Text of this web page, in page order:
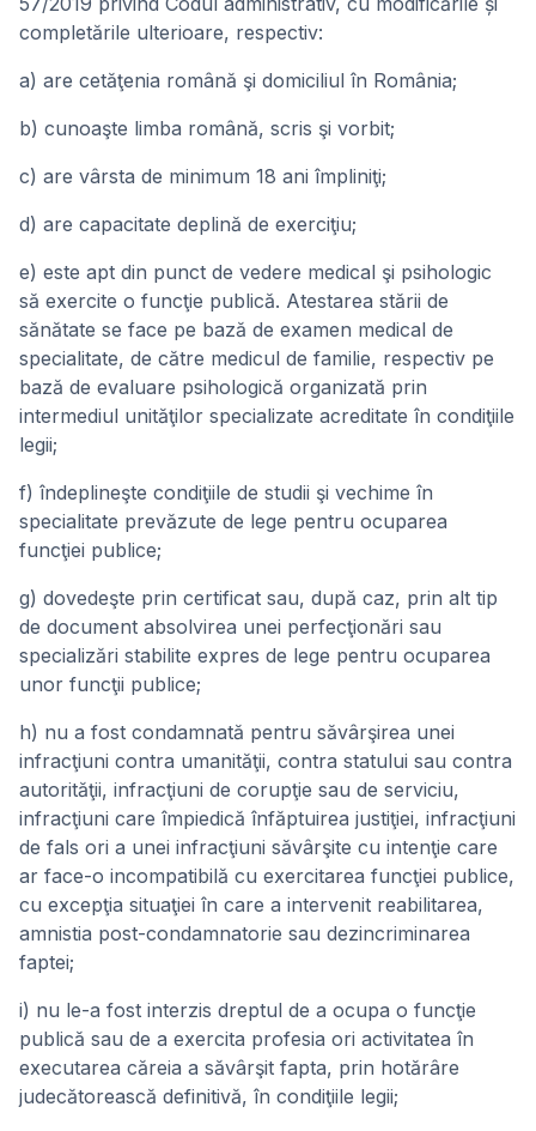
completările ulterioare, respectiv:
a) are cetăţenia română şi domiciliul în România;
b) cunoaşte limba română, scris şi vorbit;
c) are vârsta de minimum 18 ani împliniţi;
d) are capacitate deplină de exerciţiu;
e) este apt din punct de vedere medical şi psihologic
să exercite o funcţie publică. Atestarea stării de
sănătate se face pe bază de examen medical de
specialitate, de către medicul de familie, respectiv pe
bază de evaluare psihologică organizată prin
intermediul unităţilor specializate acreditate în condiţiile
legii;
f) îndeplineşte condiţiile de studii şi vechime în
specialitate prevăzute de lege pentru ocuparea
funcţiei publice;
g) dovedeşte prin certificat sau, după caz, prin alt tip
de document absolvirea unei perfecţionări sau
specializări stabilite expres de lege pentru ocuparea
unor funcţii publice;
h) nu a fost condamnată pentru săvârşirea unei
infracţiuni contra umanităţii, contra statului sau contra
autorităţii, infracţiuni de corupţie sau de serviciu,
infracţiuni care împiedică înfăptuirea justiţiei, infracţiuni
de fals ori a unei infracţiuni săvârşite cu intenţie care
ar face-o incompatibilă cu exercitarea funcţiei publice,
cu excepţia situaţiei în care a intervenit reabilitarea,
amnistia post-condamnatorie sau dezincriminarea
faptei;
i) nu le-a fost interzis dreptul de a ocupa o funcţie
publică sau de a exercita profesia ori activitatea în
executarea căreia a săvârşit fapta, prin hotărâre
judecătorească definitivă, în condiţiile legii;